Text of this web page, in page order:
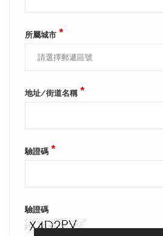
所屬城市 *
地址/街道名稱 *
驗證碼 *
驗證碼